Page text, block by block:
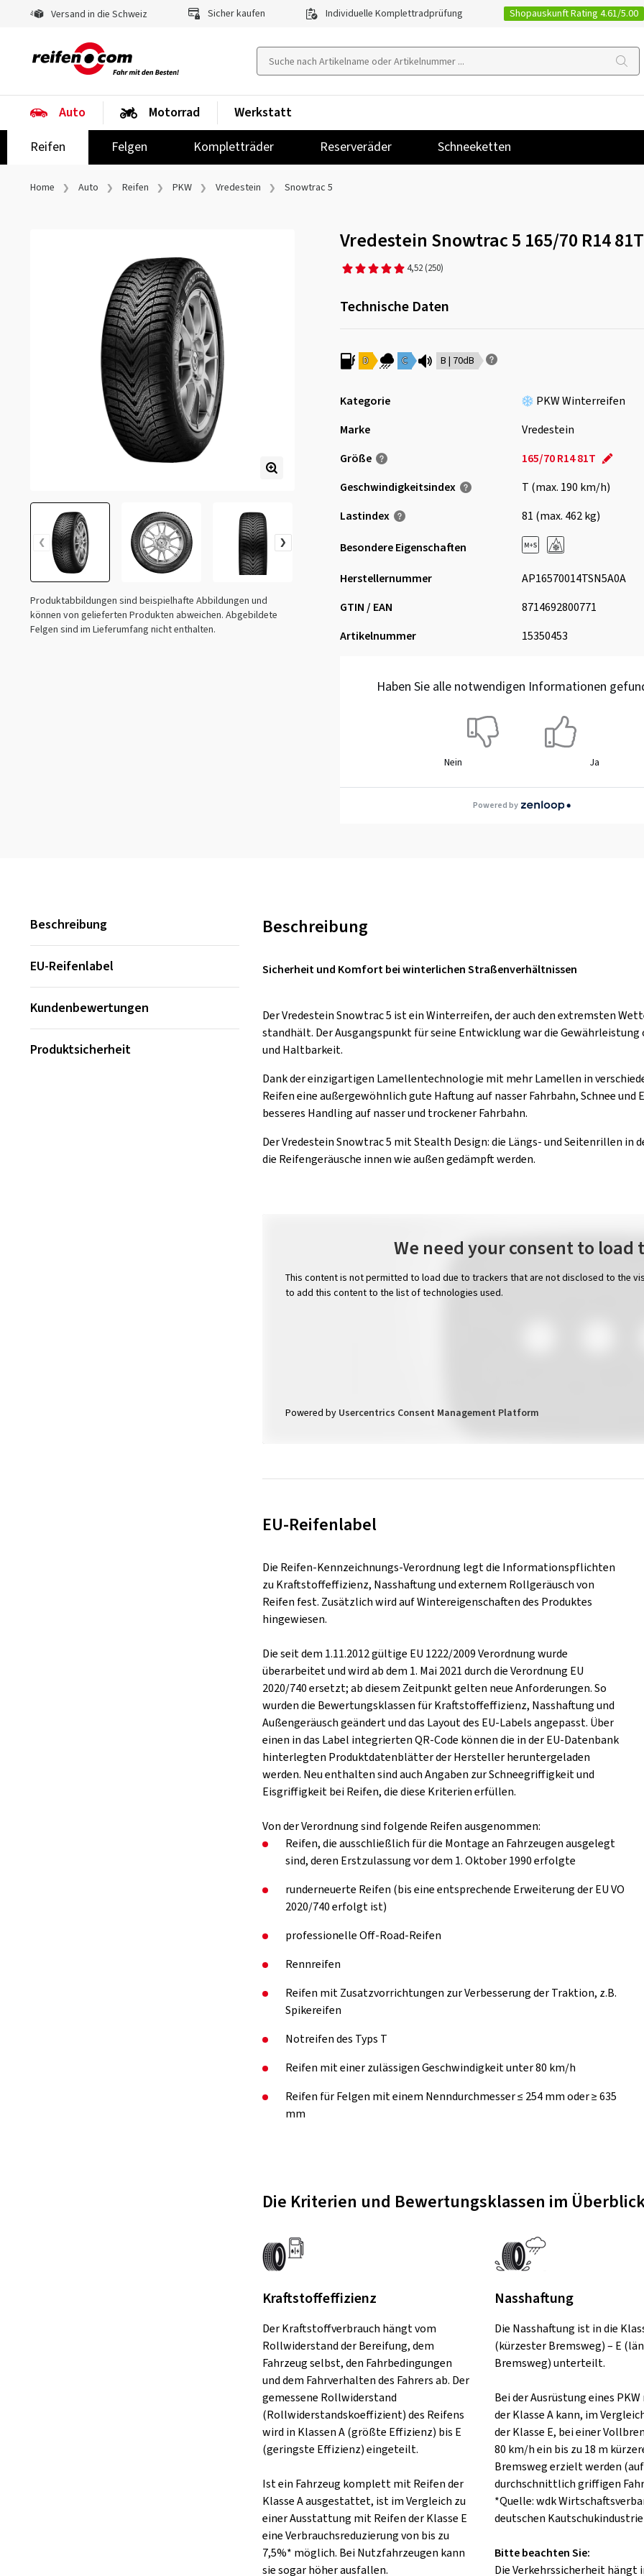
Versand in die Schweiz Sicher kaufen Individuelle Komplettradprüfung Shopauskunft Rating 4.61/5.00
Auto
Reifen
Felgen Kompletträder Reserveräder Schneeketten
Motorrad Werkstatt
Home Auto Reifen PKW Vredestein Snowtrac 5
Produktabbildungen sind beispielhafte Abbildungen und
können von gelieferten Produkten abweichen. Abgebildete
Felgen sind im Lieferumfang nicht enthalten.
Vredestein Snowtrac 5 165/70 R14
4,52 (250)
Technische Daten
D C B | 70dB
Kategorie
PKW Winterreifen
Marke
Vredestein
Größe
165/70 R14 81T
Geschwindigkeits­index
T (max. 190 km/h)
Lastindex
81 (max. 462 kg)
Besondere Eigenschaften
Herstellernummer
AP16570014TSN5A0A
GTIN / EAN
8714692800771
Artikelnummer
15350453
Haben Sie alle notwendigen Informationen
Nein Ja
Powered by
Beschreibung
EU-Reifenlabel
Kundenbewertungen
Produktsicherheit
Beschreibung
Sicherheit und Komfort bei winterlichen Straßenverhältnissen
Der Vredestein Snowtrac 5 ist ein Winterreifen, der auch den extremsten
standhält. Der Ausgangspunkt für seine Entwicklung war die
und Haltbarkeit.
Dank der einzigartigen Lamellentechnologie mit mehr Lamellen in
Reifen eine außergewöhnlich gute Haftung auf nasser Fahrbahn, Schnee
besseres Handling auf nasser und trockener Fahrbahn.
Der Vredestein Snowtrac 5 mit Stealth Design: die Längs- und Seitenrillen in
die Reifengeräusche innen wie außen gedämpft werden.
We need your consent to load
This content is not permitted to load due to trackers that are not disclosed to the
to add this content to the list of technologies used.
Powered by Usercentrics Consent Management Platform
EU-Reifenlabel
Die Reifen-Kennzeichnungs-Verordnung legt die Informationspflichten
zu Kraftstoffeffizienz, Nasshaftung und externem Rollgeräusch von
Reifen fest. Zusätzlich wird auf Wintereigenschaften des Produktes
hingewiesen.
Die seit dem 1.11.2012 gültige EU 1222/2009 Verordnung wurde
überarbeitet und wird ab dem 1. Mai 2021 durch die Verordnung EU
2020/740 ersetzt; ab diesem Zeitpunkt gelten neue Anforderungen. So
wurden die Bewertungsklassen für Kraftstoffeffizienz, Nasshaftung und
Außengeräusch geändert und das Layout des EU-Labels angepasst. Über
einen in das Label integrierten QR-Code können die in der EU-Datenbank
hinterlegten Produktdatenblätter der Hersteller heruntergeladen
werden. Neu enthalten sind auch Angaben zur Schneegriffigkeit und
Eisgriffigkeit bei Reifen, die diese Kriterien erfüllen.
Von der Verordnung sind folgende Reifen ausgenommen:
Reifen, die ausschließlich für die Montage an Fahrzeugen ausgelegt
sind, deren Erstzulassung vor dem 1. Oktober 1990 erfolgte
runderneuerte Reifen (bis eine entsprechende Erweiterung der EU VO
2020/740 erfolgt ist)
professionelle Off-Road-Reifen
Rennreifen
Reifen mit Zusatzvorrichtungen zur Verbesserung der Traktion, z.B.
Spikereifen
Notreifen des Typs T
Reifen mit einer zulässigen Geschwindigkeit unter 80 km/h
Reifen für Felgen mit einem Nenndurchmesser ≤ 254 mm oder ≥ 635
mm
Die Kriterien und Bewertungsklassen im
Kraftstoffeffizienz
Der Kraftstoffverbrauch hängt vom
Rollwiderstand der Bereifung, dem
Fahrzeug selbst, den Fahrbedingungen
und dem Fahrverhalten des Fahrers ab. Der
gemessene Rollwiderstand
(Rollwiderstandskoeffizient) des Reifens
wird in Klassen A (größte Effizienz) bis E
(geringste Effizienz) eingeteilt.
Ist ein Fahrzeug komplett mit Reifen der
Klasse A ausgestattet, ist im Vergleich zu
einer Ausstattung mit Reifen der Klasse E
eine Verbrauchsreduzierung von bis zu
7,5%* möglich. Bei Nutzfahrzeugen kann
sie sogar höher ausfallen.
Nasshaftung
Die Nasshaftung ist in die
(kürzester Bremsweg) – E
Bremsweg) unterteilt.
Bei der Ausrüstung eines
der Klasse A kann, im
der Klasse E, bei einer
80 km/h ein bis zu 18 m
Bremsweg erzielt werden
durchschnittlich griffigen
*Quelle: wdk
deutschen Kautschukindustrie
Bitte beachten Sie:
Die Verkehrssicherheit hängt